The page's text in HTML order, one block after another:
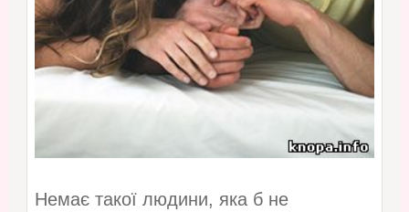
Немає такої людини, яка б не